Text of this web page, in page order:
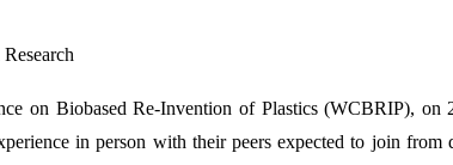
on Biobased Re-Invention of Plastics (WCBRIP),
in person with their peers expected to join